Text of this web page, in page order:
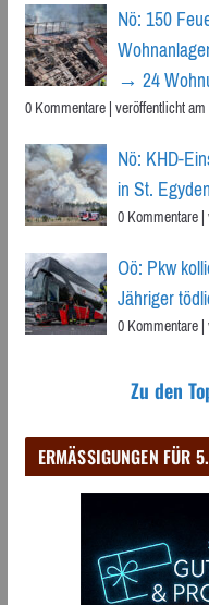
Nö: 150
→ 24
0 Kommentare|veröffentlicht
Nö: KHD-
in St. Egyden
0 Kommentare|
Oö: Pkw
Jähriger
0 Kommentare|
Zu den
ERMÄSSIGUNGEN FÜR